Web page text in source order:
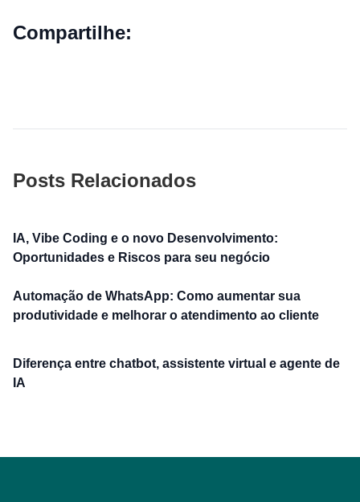
Compartilhe:
Posts Relacionados
IA, Vibe Coding e o novo Desenvolvimento:
Oportunidades e Riscos para seu negócio
Automação de WhatsApp: Como aumentar sua
produtividade e melhorar o atendimento ao cliente
Diferença entre chatbot, assistente virtual e agente de
IA